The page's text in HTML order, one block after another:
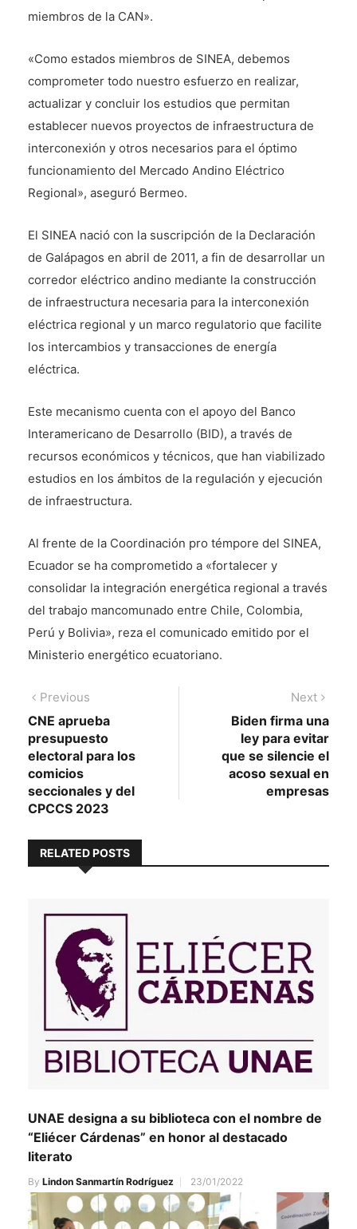
miembros de la CAN».
«Como estados miembros de SINEA, debemos
comprometer todo nuestro esfuerzo en realizar,
actualizar y concluir los estudios que permitan
establecer nuevos proyectos de infraestructura de
interconexión y otros necesarios para el óptimo
funcionamiento del Mercado Andino Eléctrico
Regional», aseguró Bermeo.
El SINEA nació con la suscripción de la Declaración
de Galápagos en abril de 2011, a fin de desarrollar un
corredor eléctrico andino mediante la construcción
de infraestructura necesaria para la interconexión
eléctrica regional y un marco regulatorio que facilite
los intercambios y transacciones de energía
eléctrica.
Este mecanismo cuenta con el apoyo del Banco
Interamericano de Desarrollo (BID), a través de
recursos económicos y técnicos, que han viabilizado
estudios en los ámbitos de la regulación y ejecución
de infraestructura.
Al frente de la Coordinación pro témpore del SINEA,
Ecuador se ha comprometido a «fortalecer y
consolidar la integración energética regional a través
del trabajo mancomunado entre Chile, Colombia,
Perú y Bolivia», reza el comunicado emitido por el
Ministerio energético ecuatoriano.
Navegación
de
entradas
Previous
post:
CNE aprueba
presupuesto
electoral para los
comicios
seccionales y del
CPCCS 2023
Next
post:
Biden firma una
ley para evitar
que se silencie el
acoso sexual en
empresas
RELATED POSTS
UNAE designa a su biblioteca con el nombre de
“Eliécer Cárdenas” en honor al destacado
literato
By Lindon Sanmartín Rodríguez 23/01/2022